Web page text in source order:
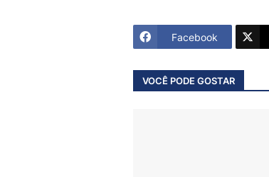
Facebook
VOCÊ PODE GOSTAR